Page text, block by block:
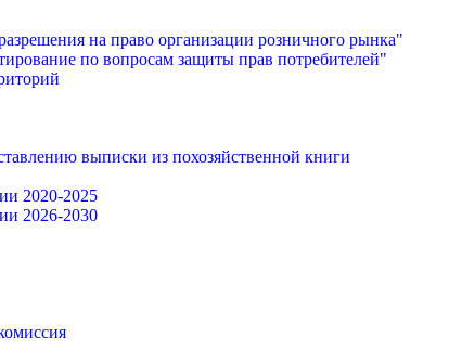
на право организации розничного рынка"
по вопросам защиты прав потребителей"
выписки из похозяйственной книги
2020-2025
2026-2030